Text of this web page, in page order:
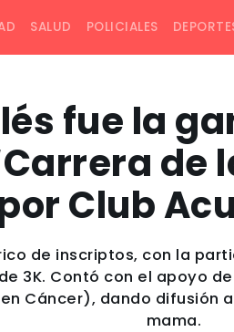
SALUD POLICIALES
fue la
de
Club
de inscriptos, con la
3K. Contó con el apoyo de
Cáncer), dando difusión
mama.